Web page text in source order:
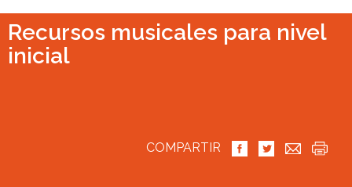
Recursos musicales para nivel
inicial
COMPARTIR